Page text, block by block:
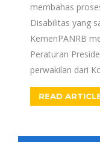
membahas
Disabilitas yang
KemenPANRB
Peraturan
perwakilan dari
READ